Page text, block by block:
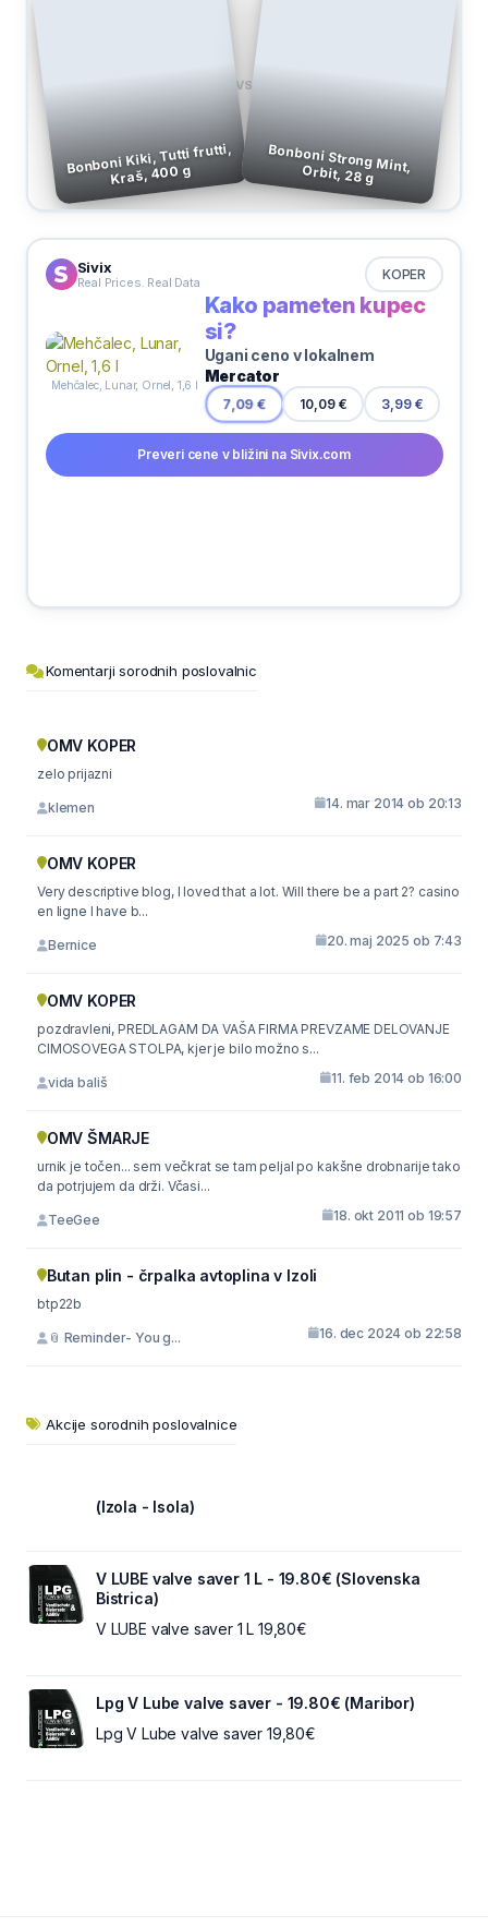
Bonboni Kiki, Tutti frutti,
Kraš, 400 g
VS
Bonboni Strong Mint,
Orbit, 28 g
Sivix
Real Prices. Real Data KOPER
Mehčalec, Lunar, Ornel, 1,6 l
Kako pameten kupec
si?
Ugani ceno v lokalnem
Mercator
7,09 € 10,09 € 3,99 €
Preveri cene v bližini na Sivix.com
Komentarji sorodnih poslovalnic
OMV KOPER
zelo prijazni
klemen 14. mar 2014 ob 20:13
OMV KOPER
Very descriptive blog, I loved that a lot. Will there be a part 2? casino
en ligne I have b...
Bernice 20. maj 2025 ob 7:43
OMV KOPER
pozdravleni, PREDLAGAM DA VAŠA FIRMA PREVZAME DELOVANJE
CIMOSOVEGA STOLPA, kjer je bilo možno s...
vida bališ 11. feb 2014 ob 16:00
OMV ŠMARJE
urnik je točen... sem večkrat se tam peljal po kakšne drobnarije tako
da potrjujem da drži. Včasi...
TeeGee 18. okt 2011 ob 19:57
Butan plin - črpalka avtoplina v Izoli
btp22b
📎 Reminder- You g... 16. dec 2024 ob 22:58
Akcije sorodnih poslovalnice
(Izola - Isola)
V LUBE valve saver 1 L - 19.80€ (Slovenska
Bistrica)
V LUBE valve saver 1 L 19,80€
Lpg V Lube valve saver - 19.80€ (Maribor)
Lpg V Lube valve saver 19,80€